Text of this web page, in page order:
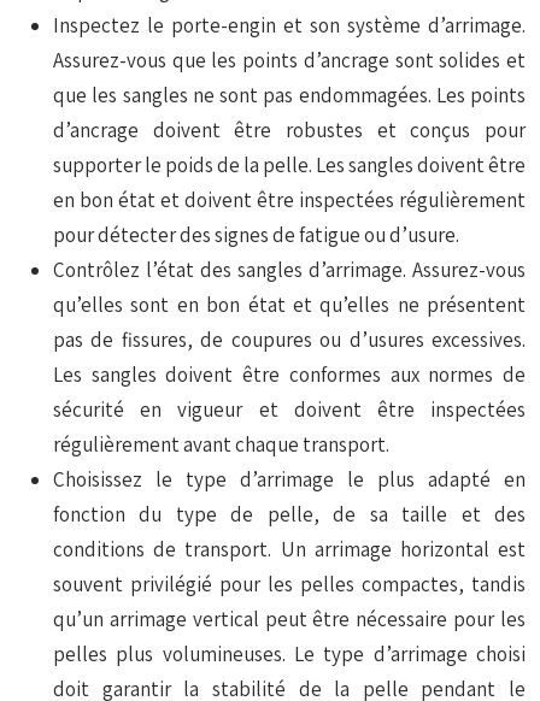
Inspectez le porte-engin et son système d’arrimage.
Assurez-vous que les points d’ancrage sont solides et
que les sangles ne sont pas endommagées. Les points
d’ancrage doivent être robustes et conçus pour
supporter le poids de la pelle. Les sangles doivent être
en bon état et doivent être inspectées régulièrement
pour détecter des signes de fatigue ou d’usure.
Contrôlez l’état des sangles d’arrimage. Assurez-vous
qu’elles sont en bon état et qu’elles ne présentent
pas de fissures, de coupures ou d’usures excessives.
Les sangles doivent être conformes aux normes de
sécurité en vigueur et doivent être inspectées
régulièrement avant chaque transport.
Choisissez le type d’arrimage le plus adapté en
fonction du type de pelle, de sa taille et des
conditions de transport. Un arrimage horizontal est
souvent privilégié pour les pelles compactes, tandis
qu’un arrimage vertical peut être nécessaire pour les
pelles plus volumineuses. Le type d’arrimage choisi
doit garantir la stabilité de la pelle pendant le